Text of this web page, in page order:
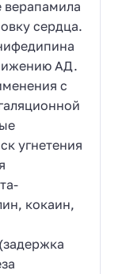
сердца.
АД.
с
угнетения
кокаин,